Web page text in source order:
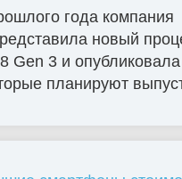
года компания
новый
Gen 3 и опубликовала
планируют